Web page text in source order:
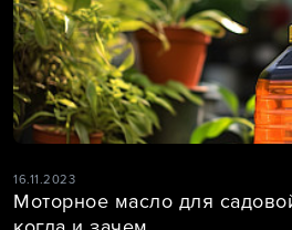
16.11.2023
Моторное масло для